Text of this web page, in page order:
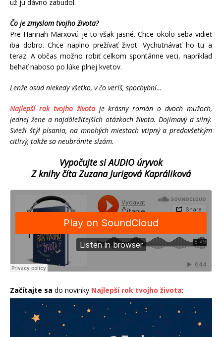
už ju dávno zabudol.
Čo je zmyslom tvojho života?
Pre Hannah Marxovú je to však jasné. Chce okolo seba vidieť
iba dobro. Chce naplno prežívať život. Vychutnávať ho tu a
teraz. A občas možno robiť celkom spontánne veci, napríklad
behať naboso po lúke plnej kvetov.
Lenže osud niekedy všetko, v čo veríš, spochybní…
Najlepší rok tvojho životaje krásny román o dvoch mužoch,
jednej žene a najdôležitejších otázkach života. Dojímavý a silný.
Svieži štýl písania, na mnohých miestach vtipný a predovšetkým
citlivý, takže sa neubránite slzám.
Vypočujte si AUDIO úryvok
Z knihy číta Zuzana Jurigová Kapráliková
Začítajte sa do novinky Najlepší rok tvojho života: